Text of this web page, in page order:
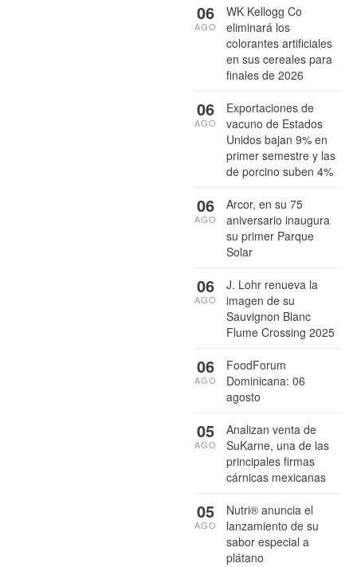
WK Kellogg Co
eliminará los
colorantes artificiales
en sus cereales para
finales de 2026
06
AGO
Exportaciones de
vacuno de Estados
Unidos bajan 9% en
primer semestre y las
de porcino suben 4%
06
AGO
Arcor, en su 75
aniversario inaugura
su primer Parque
Solar
06
AGO
J. Lohr renueva la
imagen de su
Sauvignon Blanc
Flume Crossing 2025
06
AGO
FoodForum
Dominicana: 06
agosto
06
AGO
Analizan venta de
SuKarne, una de las
principales firmas
cárnicas mexicanas
05
AGO
Nutri® anuncia el
lanzamiento de su
sabor especial a
plátano
05
AGO